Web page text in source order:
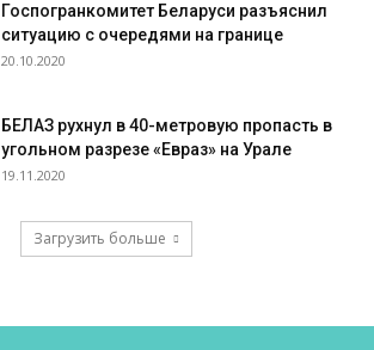
Госпогранкомитет Беларуси разъяснил
ситуацию с очередями на границе
20.10.2020
БЕЛАЗ рухнул в 40-метровую пропасть в
угольном разрезе «Евраз» на Урале
19.11.2020
Загрузить больше